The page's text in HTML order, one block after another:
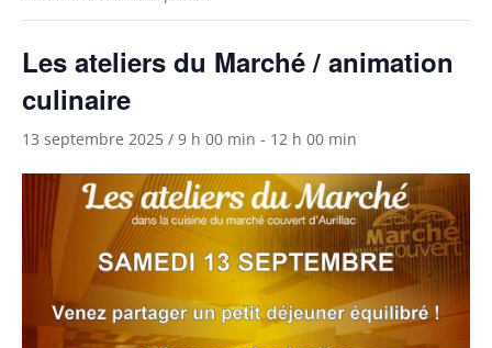
Les ateliers du Marché / animation
culinaire
13 septembre 2025 / 9 h 00 min - 12 h 00 min